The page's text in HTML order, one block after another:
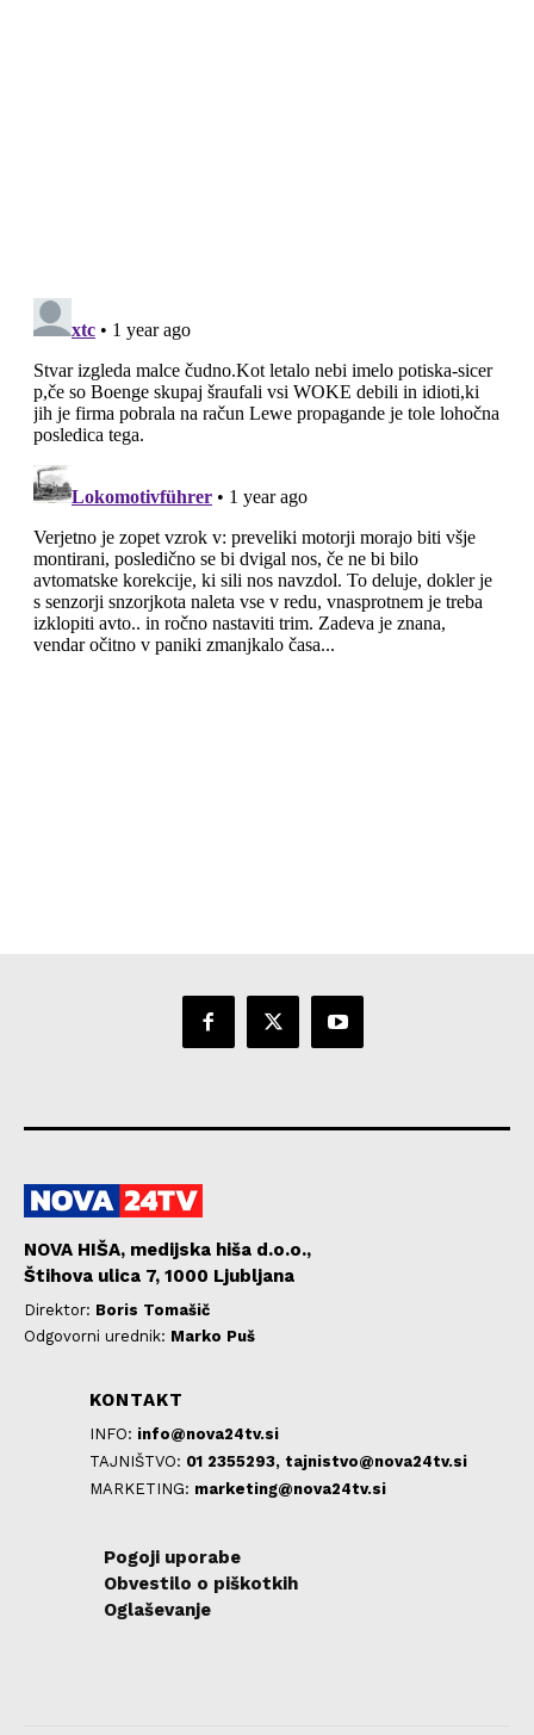
NOVA HIŠA, medijska hiša d.o.o.,
Štihova ulica 7, 1000 Ljubljana
Direktor: Boris Tomašič
Odgovorni urednik: Marko Puš
KONTAKT
INFO: info@nova24tv.si
TAJNIŠTVO: 01 2355293, tajnistvo@nova24tv.si
MARKETING: marketing@nova24tv.si
Pogoji uporabe
Obvestilo o piškotkih
Oglaševanje